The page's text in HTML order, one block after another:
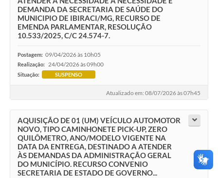
DEMANDA DA SECRETARIA DE SAÚDE DO
MUNICIPIO DE IBIRACI/MG, RECURSO DE
EMENDA PARLAMENTAR, RESOLUÇÃO
10.533/2025, C/C 24.574-7.
Postagem: 09/04/2026 às 10h05
Realização: 24/04/2026 às 09h00
Situação: SUSPENSO
Atualizado em: 08/07/2026 às 07h45
AQUISIÇÃO DE 01 (UM) VEÍCULO AUTOMOTOR
NOVO, TIPO CAMINHONETE PICK-UP, ZERO
QUILÔMETRO, ANO/MODELO VIGENTE NA
DATA DA ENTREGA, DESTINADO A ATENDER
ÀS DEMANDAS DA ADMINISTRAÇÃO GERAL
DO MUNICÍPIO. RECURSO CONVENIO
SECRETARIA DE ESTADO DE GOVERNO...